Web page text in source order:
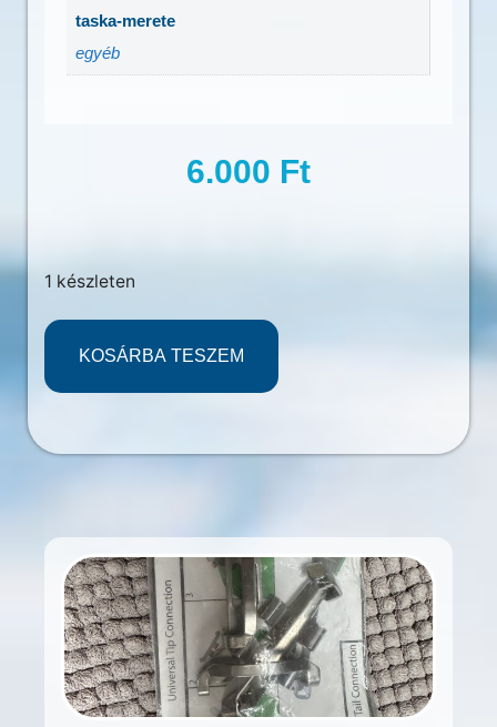
taska-merete
egyéb
6.000 Ft
1 készleten
KOSÁRBA TESZEM